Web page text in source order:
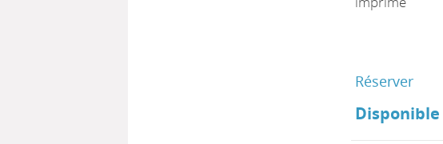
Réserver
Disponible